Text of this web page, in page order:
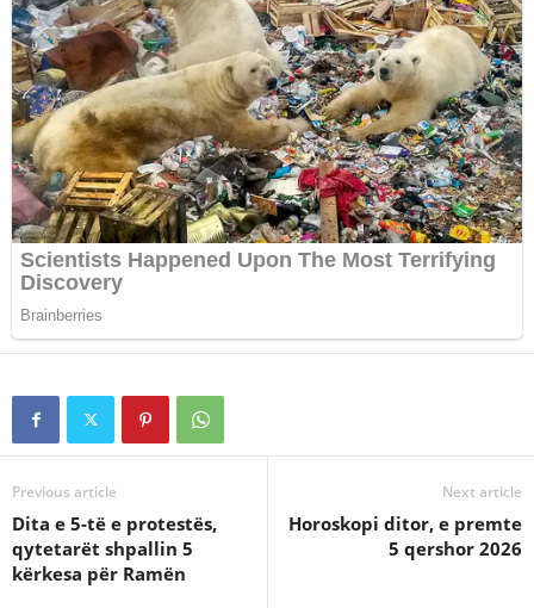
Previous article
Dita e 5-të e protestës,
qytetarët shpallin 5
kërkesa për Ramën
Next article
Horoskopi ditor, e premte
5 qershor 2026